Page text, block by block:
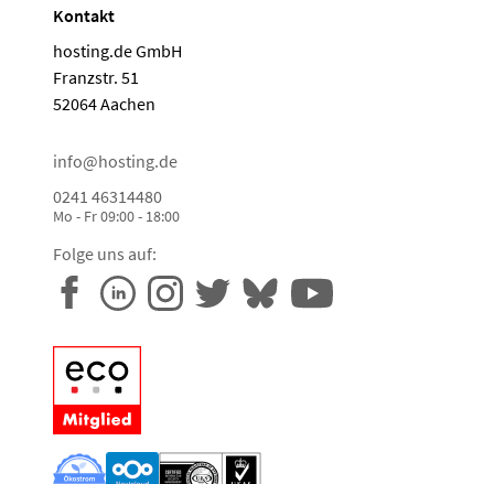
Kontakt
hosting.de GmbH
Franzstr. 51
52064 Aachen
info@hosting.de
0241 46314480
Mo - Fr 09:00 - 18:00
Folge uns auf: